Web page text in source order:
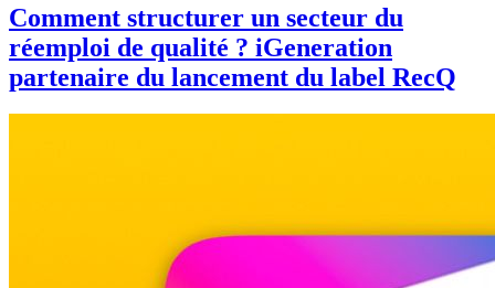
Comment structurer un secteur du
réemploi de qualité ? iGeneration
partenaire du lancement du label RecQ